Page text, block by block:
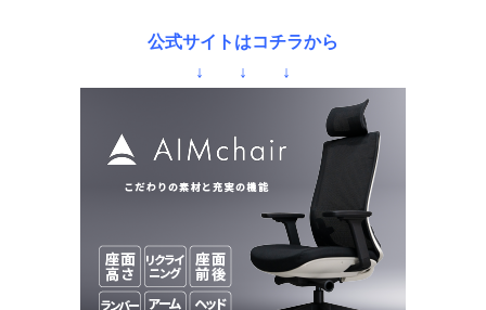
公式サイトはコチラから
↓ ↓ ↓